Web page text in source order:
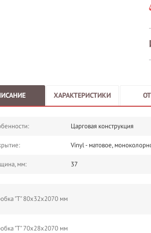
ХАРАКТЕРИСТИКИ
Царговая конструкция
Vinyl - матовое,
мм: 37
"Т" 80х32х2070 мм
"Т" 70х28х2070 мм